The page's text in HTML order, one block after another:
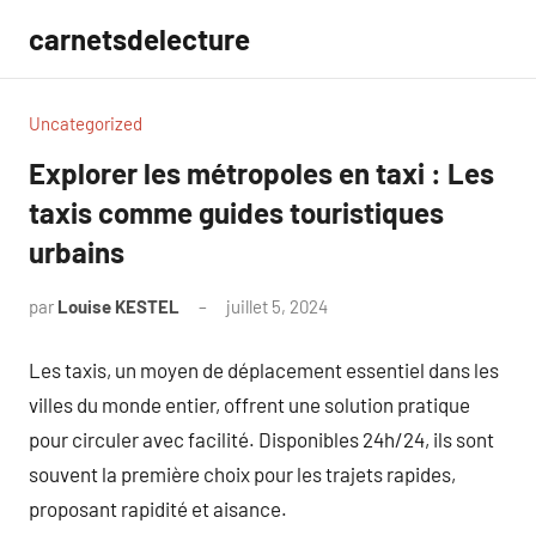
contenu
carnetsdelecture
Uncategorized
Explorer les métropoles en taxi : Les
taxis comme guides touristiques
urbains
par Louise KESTEL juillet 5, 2024
Les taxis, un moyen de déplacement essentiel dans les
villes du monde entier, offrent une solution pratique
pour circuler avec facilité. Disponibles 24h/24, ils sont
souvent la première choix pour les trajets rapides,
proposant rapidité et aisance.